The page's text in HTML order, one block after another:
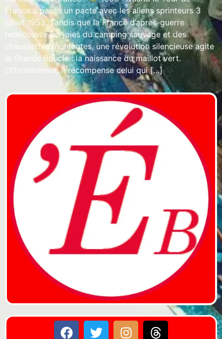
France a passé un pacte avec les aliens sprinteurs 3
juillet 1953. Tandis que la France d’après-guerre
redécouvre les joies du camping sauvage et des
chaussettes montantes, une révolution silencieuse agite
la Grande Boucle : la naissance du maillot vert.
Officiellement, il récompense celui qui […]